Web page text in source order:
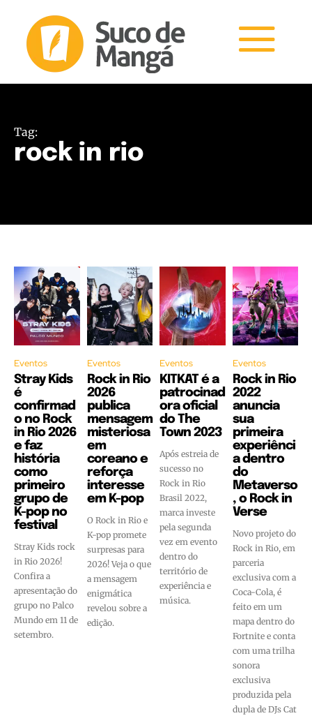
Tag:
rock in rio
Eventos
Stray Kids
é
confirmad
o no Rock
in Rio 2026
e faz
história
como
primeiro
grupo de
K-pop no
festival
Stray Kids rock
in Rio 2026!
Confira a
apresentação do
grupo no Palco
Mundo em 11 de
setembro.
Eventos
Rock in Rio
2026
publica
mensagem
misteriosa
em
coreano e
reforça
interesse
em K-pop
O Rock in Rio e
K-pop promete
surpresas para
2026! Veja o que
a mensagem
enigmática
revelou sobre a
edição.
Eventos
KITKAT é a
patrocinad
ora oficial
do The
Town 2023
Após estreia de
sucesso no
Rock in Rio
Brasil 2022,
marca investe
pela segunda
vez em evento
dentro do
território de
experiência e
música.
Eventos
Rock in Rio
2022
anuncia
sua
primeira
experiênci
a dentro
do
Metaverso
, o Rock in
Verse
Novo projeto do
Rock in Rio, em
parceria
exclusiva com a
Coca-Cola, é
feito em um
mapa dentro do
Fortnite e conta
com uma trilha
sonora
exclusiva
produzida pela
dupla de DJs Cat